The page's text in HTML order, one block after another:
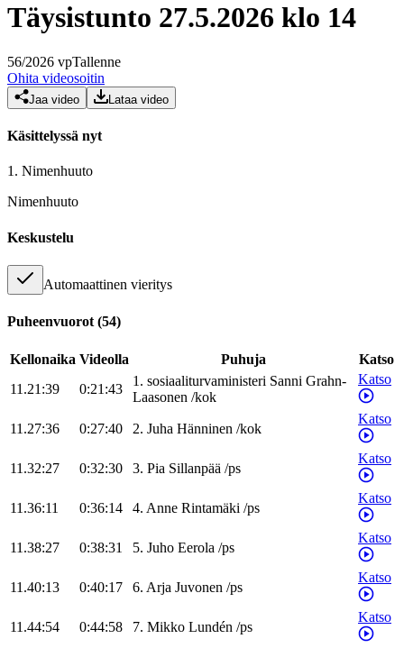
Täysistunto 27.5.2026 klo 14
56/2026 vpTallenne
Ohita videosoitin
Jaa video Lataa video
Käsittelyssä nyt
1. Nimenhuuto
Nimenhuuto
Keskustelu
Automaattinen vieritys
Puheenvuorot (54)
Kellonaika Videolla Puhuja
Katso
11.21:39
0:21:43
1. sosiaaliturvaministeri Sanni Grahn-
Laasonen /kok
Katso
11.27:36 0:27:40 2. Juha Hänninen /kok
Katso
11.32:27 0:32:30 3. Pia Sillanpää /ps
Katso
11.36:11 0:36:14 4. Anne Rintamäki /ps
Katso
11.38:27 0:38:31 5. Juho Eerola /ps
Katso
11.40:13 0:40:17 6. Arja Juvonen /ps
Katso
11.44:54 0:44:58 7. Mikko Lundén /ps
Katso